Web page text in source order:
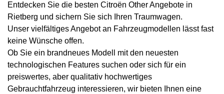
Entdecken Sie die besten Citroën Other Angebote in
Rietberg und sichern Sie sich Ihren Traumwagen.
Unser vielfältiges Angebot an Fahrzeugmodellen lässt fast
keine Wünsche offen.
Ob Sie ein brandneues Modell mit den neuesten
technologischen Features suchen oder sich für ein
preiswertes, aber qualitativ hochwertiges
Gebrauchtfahrzeug interessieren, wir bieten Ihnen eine